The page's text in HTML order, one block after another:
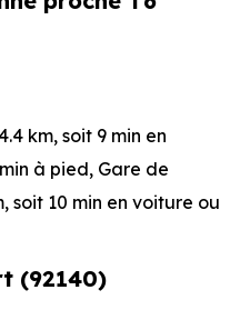
km, soit 9 min en
à pied, Gare de
soit 10 min en voiture ou
km, soit 54 min à pied
(92140)